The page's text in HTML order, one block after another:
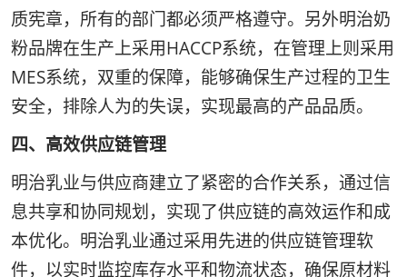
质宪章，所有的部门都必须严格遵守。另外明治奶
粉品牌在生产上采用HACCP系统，在管理上则采用
MES系统，双重的保障，能够确保生产过程的卫生
安全，排除人为的失误，实现最高的产品品质。
四、高效供应链管理
明治乳业与供应商建立了紧密的合作关系，通过信
息共享和协同规划，实现了供应链的高效运作和成
本优化。明治乳业通过采用先进的供应链管理软
件，以实时监控库存水平和物流状态，确保原材料